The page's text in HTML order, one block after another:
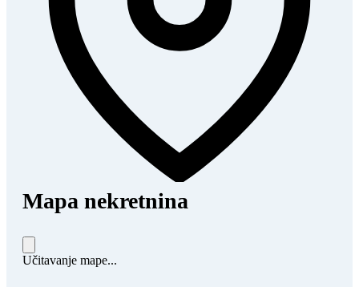
Mapa nekretnina
Učitavanje mape...